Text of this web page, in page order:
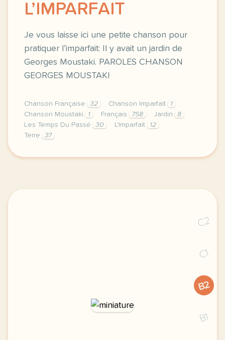
L’IMPARFAIT
Je vous laisse ici une petite chanson pour
pratiquer l’imparfait: Il y avait un jardin de
Georges Moustaki. PAROLES CHANSON
GEORGES MOUSTAKI
Chanson Française 32 Chanson Imparfait
1
Chanson Moustaki
1 Français 758 Jardin
8
Les Temps Du Passé
30 L'Imparfait
12
Terre
37
image http www vinyculture comje vous laisse ici
C2
C1
B2
B1